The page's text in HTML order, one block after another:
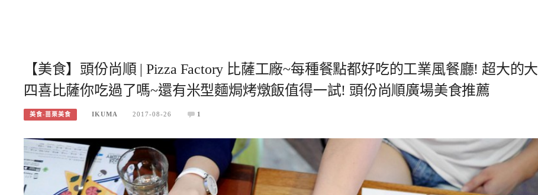
【美食】頭份尚順 | Pizza Factory 比薩工廠~每種餐點都好吃的工業風餐廳! 超大的大
四喜比薩你吃過了嗎~還有米型麵焗烤燉飯值得一試! 頭份尚順廣場美食推薦
美食-苗栗美食 IKUMA 2017-08-26 1